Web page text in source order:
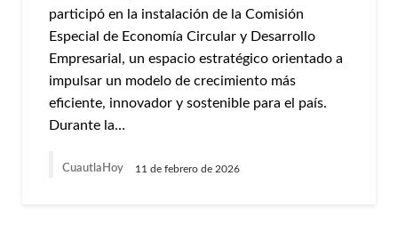
participó en la instalación de la Comisión
Especial de Economía Circular y Desarrollo
Empresarial, un espacio estratégico orientado a
impulsar un modelo de crecimiento más
eficiente, innovador y sostenible para el país.
Durante la…
CuautlaHoy 11 de febrero de 2026